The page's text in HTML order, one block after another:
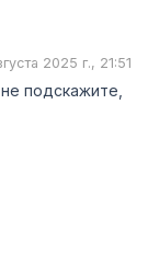
2025 г., 21:51
подскажите,